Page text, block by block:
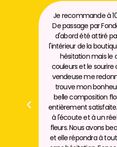
Elles offrent une alternative
Chaque bouquet est conçu
comme un objet déco à
prolonger l’émotion bien
Livraison
Bordeaux
Nous proposons la
Bordeaux et jusqu’à 30
– Livraison dans la
Je recommande à
De passage par
d'abord été attiré
l'intérieur de la
hésitation mais le
couleurs et le sourire
vendeuse me
trouve mon
belle composition
entièrement
à l'écoute et à un
fleurs. Nous avons
et elle répondra à